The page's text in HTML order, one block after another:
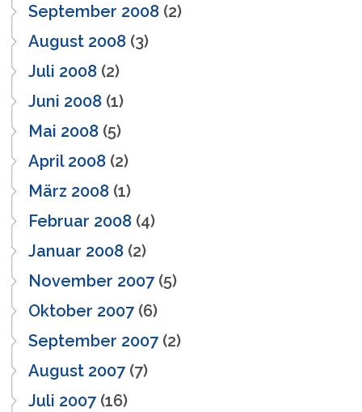
September 2008 (2)
August 2008 (3)
Juli 2008 (2)
Juni 2008 (1)
Mai 2008 (5)
April 2008 (2)
März 2008 (1)
Februar 2008 (4)
Januar 2008 (2)
November 2007(5)
Oktober 2007(6)
September 2007(2)
August 2007(7)
Juli 2007(16)